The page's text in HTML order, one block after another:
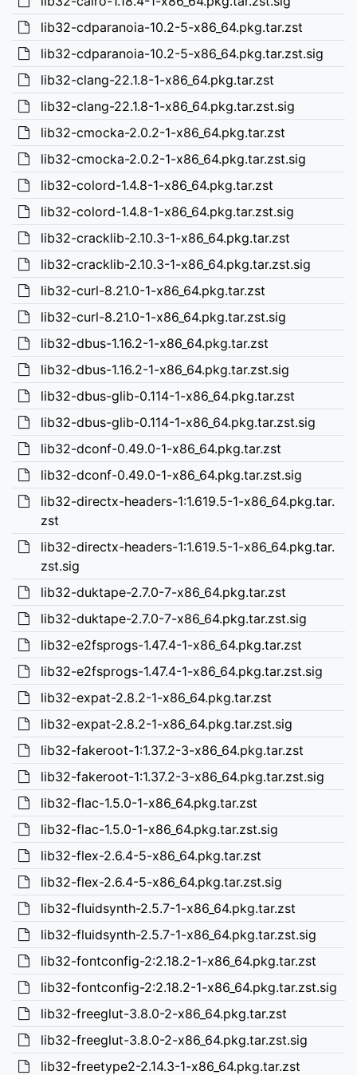
lib32-cdparanoia-10.2-5-x86_64.pkg.tar.zst
lib32-cdparanoia-10.2-5-x86_64.pkg.tar.zst.sig
lib32-clang-22.1.8-1-x86_64.pkg.tar.zst
lib32-clang-22.1.8-1-x86_64.pkg.tar.zst.sig
lib32-cmocka-2.0.2-1-x86_64.pkg.tar.zst
lib32-cmocka-2.0.2-1-x86_64.pkg.tar.zst.sig
lib32-colord-1.4.8-1-x86_64.pkg.tar.zst
lib32-colord-1.4.8-1-x86_64.pkg.tar.zst.sig
lib32-cracklib-2.10.3-1-x86_64.pkg.tar.zst
lib32-cracklib-2.10.3-1-x86_64.pkg.tar.zst.sig
lib32-curl-8.21.0-1-x86_64.pkg.tar.zst
lib32-curl-8.21.0-1-x86_64.pkg.tar.zst.sig
lib32-dbus-1.16.2-1-x86_64.pkg.tar.zst
lib32-dbus-1.16.2-1-x86_64.pkg.tar.zst.sig
lib32-dbus-glib-0.114-1-x86_64.pkg.tar.zst
lib32-dbus-glib-0.114-1-x86_64.pkg.tar.zst.sig
lib32-dconf-0.49.0-1-x86_64.pkg.tar.zst
lib32-dconf-0.49.0-1-x86_64.pkg.tar.zst.sig
lib32-directx-headers-1:1.619.5-1-x86_64.pkg.tar.
zst
lib32-directx-headers-1:1.619.5-1-x86_64.pkg.tar.
zst.sig
lib32-duktape-2.7.0-7-x86_64.pkg.tar.zst
lib32-duktape-2.7.0-7-x86_64.pkg.tar.zst.sig
lib32-e2fsprogs-1.47.4-1-x86_64.pkg.tar.zst
lib32-e2fsprogs-1.47.4-1-x86_64.pkg.tar.zst.sig
lib32-expat-2.8.2-1-x86_64.pkg.tar.zst
lib32-expat-2.8.2-1-x86_64.pkg.tar.zst.sig
lib32-fakeroot-1:1.37.2-3-x86_64.pkg.tar.zst
lib32-fakeroot-1:1.37.2-3-x86_64.pkg.tar.zst.sig
lib32-flac-1.5.0-1-x86_64.pkg.tar.zst
lib32-flac-1.5.0-1-x86_64.pkg.tar.zst.sig
lib32-flex-2.6.4-5-x86_64.pkg.tar.zst
lib32-flex-2.6.4-5-x86_64.pkg.tar.zst.sig
lib32-fluidsynth-2.5.7-1-x86_64.pkg.tar.zst
lib32-fluidsynth-2.5.7-1-x86_64.pkg.tar.zst.sig
lib32-fontconfig-2:2.18.2-1-x86_64.pkg.tar.zst
lib32-fontconfig-2:2.18.2-1-x86_64.pkg.tar.zst.sig
lib32-freeglut-3.8.0-2-x86_64.pkg.tar.zst
lib32-freeglut-3.8.0-2-x86_64.pkg.tar.zst.sig
lib32-freetype2-2.14.3-1-x86_64.pkg.tar.zst